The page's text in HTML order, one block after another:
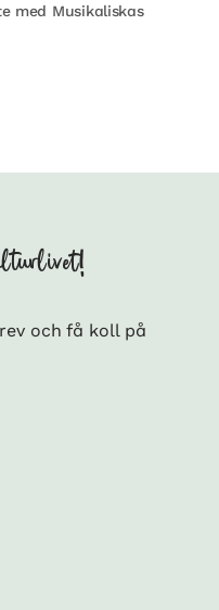
med Musikaliskas
och få koll på